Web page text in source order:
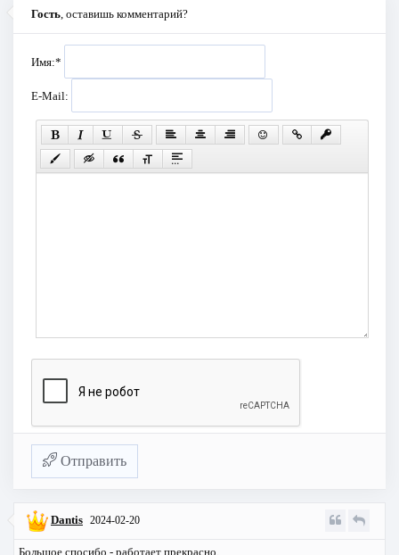
Гость, оставишь комментарий?
Имя:*
E-Mail:
Отправить
Dantis 2024-02-20
Большое спосибо - работает прекрасно.